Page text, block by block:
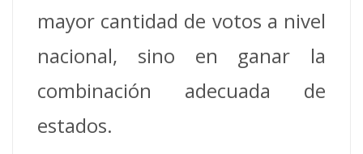
mayor cantidad de votos a nivel
nacional, sino en ganar la
combinación adecuada de
estados.